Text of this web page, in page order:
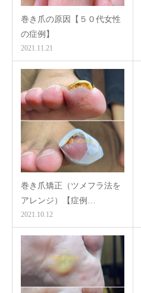
巻き爪の原因【５０代女性
の症例】
2021.11.21
巻き爪矯正（ツメフラ法を
アレンジ）【症例…
2021.10.12